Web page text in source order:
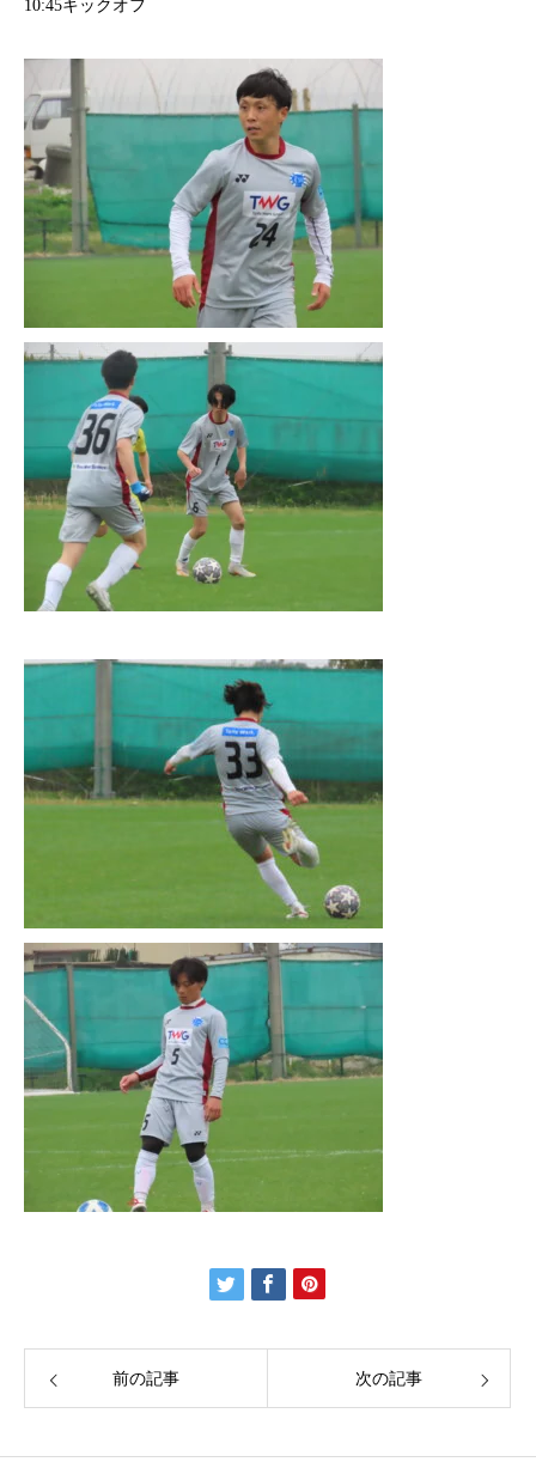
HOME
ARDOREについて
チーム紹介
ギャラリー
お知らせ
お問い合わせ
HOME ARDOREについて
10:45キックオフ
前の記事 次の記事